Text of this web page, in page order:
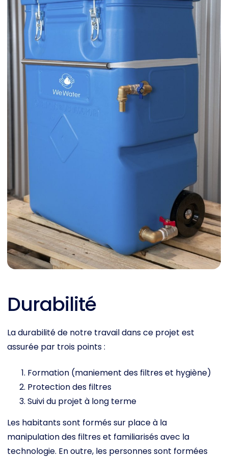
Durabilité
La durabilité de notre travail dans ce projet est
assurée par trois points :
Formation (maniement des filtres et hygiène)
Protection des filtres
Suivi du projet à long terme
Les habitants sont formés sur place à la
manipulation des filtres et familiarisés avec la
technologie. En outre, les personnes sont formées